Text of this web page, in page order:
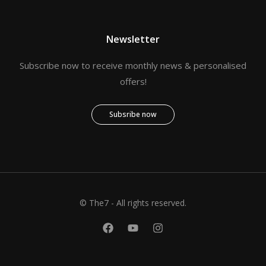
Newsletter
Subscribe now to receive monthly news & personalised
offers!
Subsribe now
© The7 - All rights reserved.